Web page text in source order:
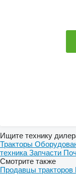
Ищите технику
Тракторы
техника Запчасти
Смотрите также
Продавцы тракторов